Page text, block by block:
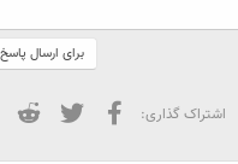
برای ارسال
اشتراک گذاری: فیسبوک تویتر